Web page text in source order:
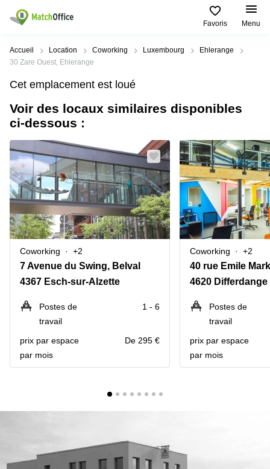
Favoris Menu
Rechercher / publier
Pages
de
Bureau
d’affaires
Coworking
Salles
réunion
Bureau
virtuel
Villes
Populaires
Luxembourg
Alzette
Senningerberg
Bertrange
Sandweiler
Recherches
populaires
Сoworking
Luxembourg
réunion
Luxembourg
Coworking
Bertrange
Centre
d'affaires
Luxembourg
Bureaux
Esch-sur-
Сoworking
Sandweiler
Bureaux
Bureaux
Luxembourg
Aide
Qui sommes-nous?
Publier un bureau
Prix
Connexion
Choisissez une langue
Luxembourg
Accueil Location Coworking Luxembourg
Ehlerange
30 Zare Ouest, Ehlerange
Cet emplacement est loué
Voir des locaux similaires disponibles
ci-dessous :
Coworking +2
7 Avenue du Swing, Belval
4367 Esch-sur-Alzette
Postes de
travail
1 - 6
prix par espace
par mois
De 295 €
Coworking +2
40 rue Emile Mark
4620 Differdange
Postes de
travail
prix par espace
par mois